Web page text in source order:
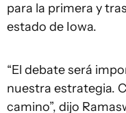
para la primera y
estado de Iowa.
“El debate será
nuestra estrategia.
camino”, dijo